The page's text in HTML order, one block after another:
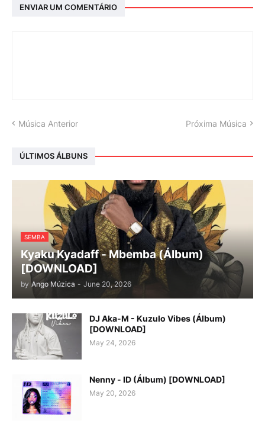
ENVIAR UM COMENTÁRIO
Música Anterior Próxima Música
ÚLTIMOS ÁLBUNS
SEMBA
Kyaku Kyadaff - Mbemba (Álbum)
[DOWNLOAD]
by Ango Múzica - June 20, 2026
DJ Aka-M - Kuzulo Vibes (Álbum)
[DOWNLOAD]
May 24, 2026
Nenny - ID (Álbum) [DOWNLOAD]
May 20, 2026